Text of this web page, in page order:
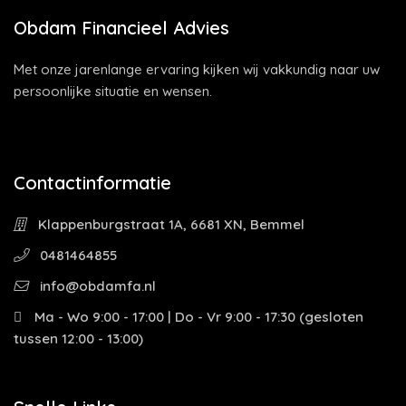
Obdam Financieel Advies
Met onze jarenlange ervaring kijken wij vakkundig naar uw
persoonlijke situatie en wensen.
Contactinformatie
Klappenburgstraat 1A, 6681 XN, Bemmel
0481464855
info@obdamfa.nl
Ma - Wo 9:00 - 17:00 | Do - Vr 9:00 - 17:30 (gesloten
tussen 12:00 - 13:00)